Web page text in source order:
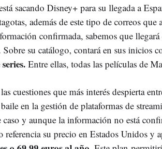
sacando Disney+ para su llegada a
además de este tipo de correos que
confirmada, sabemos que
Sobre su catálogo, contará en sus inicios
Entre ellas, todas las películas de
cuestiones que más interés despierta
en la gestión de plataformas de
caso y aunque la información no está
referencia su precio en Estados Unidos y